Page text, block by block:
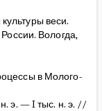
веси.
Вологда,
в Молого-
э. — I тыс. н. э. //